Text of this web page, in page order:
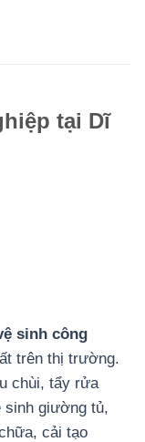
tại Dĩ
sinh công
trên thị trường.
chùi, tẩy rửa
sinh giường tủ,
cải tạo